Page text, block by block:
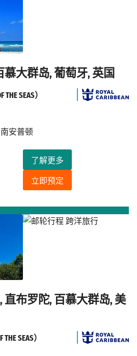
慕大群岛, 葡萄牙, 英国
了解更多
立即预定
SEAS）
南安普顿
直布罗陀, 百慕大群岛, 美
SEAS）